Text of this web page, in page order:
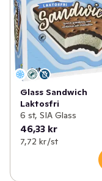
Glass Sandwich
Laktosfri
6 st, SIA Glass
46,33 kr
7,72 kr /st